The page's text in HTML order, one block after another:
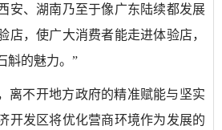
安、湖南乃至于像广东陆续都发展
店，使广大消费者能走进体验店，
斛的魅力。”
离不开地方政府的精准赋能与坚实
开发区将优化营商环境作为发展的